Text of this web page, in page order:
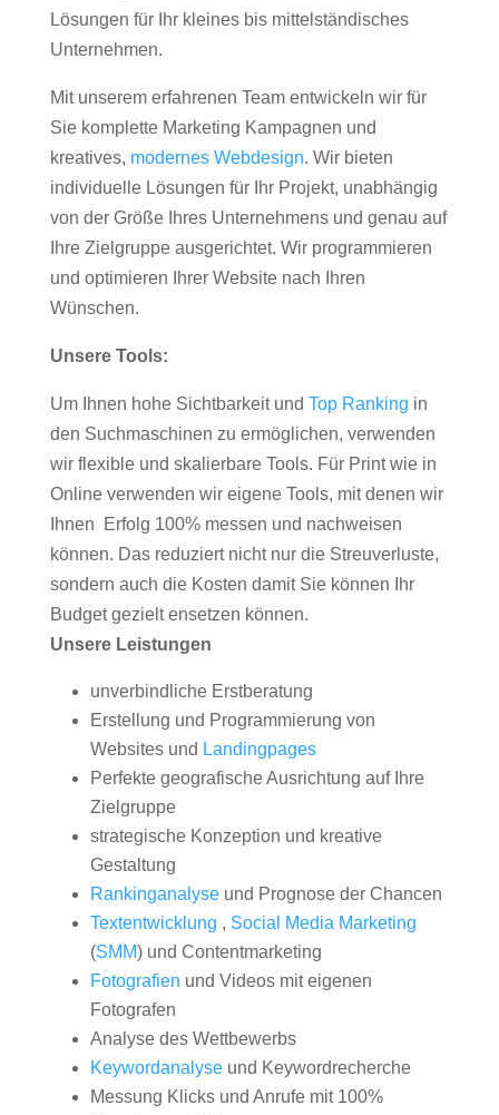
Lösungen für Ihr kleines bis mittelständisches
Unternehmen.
Mit unserem erfahrenen Team entwickeln wir für
Sie komplette Marketing Kampagnen und
kreatives, modernes Webdesign. Wir bieten
individuelle Lösungen für Ihr Projekt, unabhängig
von der Größe Ihres Unternehmens und genau auf
Ihre Zielgruppe ausgerichtet. Wir programmieren
und optimieren Ihrer Website nach Ihren
Wünschen.
Unsere Tools:
Um Ihnen hohe Sichtbarkeit und Top Ranking in
den Suchmaschinen zu ermöglichen, verwenden
wir flexible und skalierbare Tools. Für Print wie in
Online verwenden wir eigene Tools, mit denen wir
Ihnen Erfolg 100% messen und nachweisen
können. Das reduziert nicht nur die Streuverluste,
sondern auch die Kosten damit Sie können Ihr
Budget gezielt ensetzen können.
Unsere Leistungen
unverbindliche Erstberatung
Erstellung und Programmierung von
Websites und Landingpages
Perfekte geografische Ausrichtung auf Ihre
Zielgruppe
strategische Konzeption und kreative
Gestaltung
Rankinganalyseund Prognose der Chancen
Textentwicklung , Social Media Marketing
(SMM) und Contentmarketing
Fotografien und Videos mit eigenen
Fotografen
Analyse des Wettbewerbs
Keywordanalyseund Keywordrecherche
Messung Klicks und Anrufe mit 100%